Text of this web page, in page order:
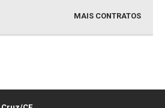
MAIS CONTRATOS